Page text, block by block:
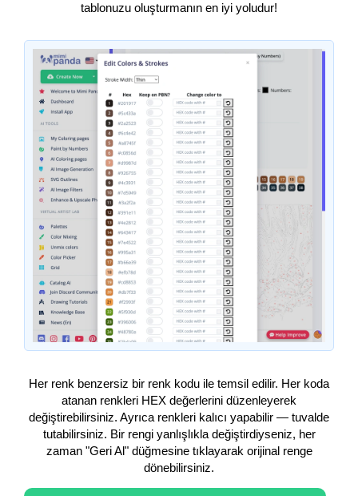
tablonuzu oluşturmanın en iyi yoludur!
Her renk benzersiz bir renk kodu ile temsil edilir. Her koda
atanan renkleri HEX değerlerini düzenleyerek
değiştirebilirsiniz. Ayrıca renkleri kalıcı yapabilir — tuvalde
tutabilirsiniz. Bir rengi yanlışlıkla değiştirdiyseniz, her
zaman "Geri Al" düğmesine tıklayarak orijinal renge
dönebilirsiniz.